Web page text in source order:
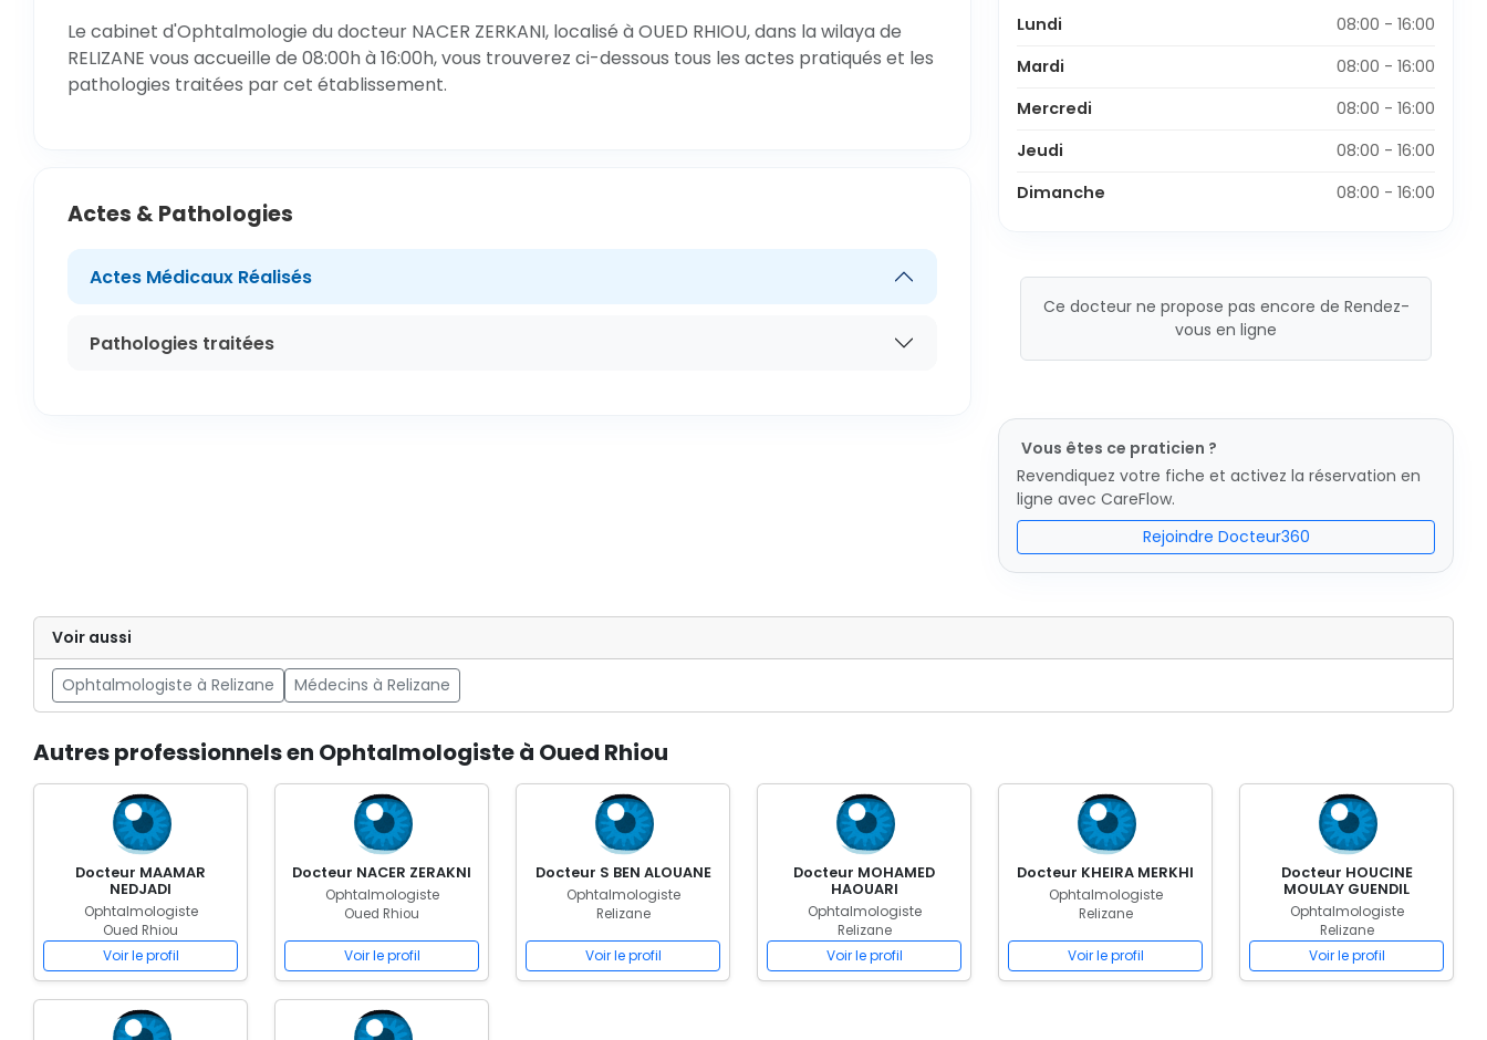
Le cabinet d'Ophtalmologie du docteur NACER ZERKANI, localisé à OUED RHIOU, dans la wilaya de
RELIZANE vous accueille de 08:00h à 16:00h, vous trouverez ci-dessous tous les actes pratiqués et les
pathologies traitées par cet établissement.
Actes & Pathologies
Actes Médicaux Réalisés
Pathologies traitées
Lundi
08:00 - 16:00
Mardi
08:00 - 16:00
Mercredi
08:00 - 16:00
Jeudi
08:00 - 16:00
Dimanche
08:00 - 16:00
Ce docteur ne propose pas encore de Rendez-
vous en ligne
Vous êtes ce praticien ?
Revendiquez votre fiche et activez la réservation en
ligne avec CareFlow.
Rejoindre Docteur360
Voir aussi
Ophtalmologiste à Relizane Médecins à Relizane
Autres professionnels en Ophtalmologiste à Oued Rhiou
Docteur MAAMAR
NEDJADI
Ophtalmologiste
Oued Rhiou
Voir le profil
Docteur NACER ZERAKNI
Ophtalmologiste
Oued Rhiou
Voir le profil
Docteur S BEN ALOUANE
Ophtalmologiste
Relizane
Voir le profil
Docteur MOHAMED
HAOUARI
Ophtalmologiste
Relizane
Voir le profil
Docteur KHEIRA MERKHI
Ophtalmologiste
Relizane
Voir le profil
Docteur HOUCINE
MOULAY GUENDIL
Ophtalmologiste
Relizane
Voir le profil